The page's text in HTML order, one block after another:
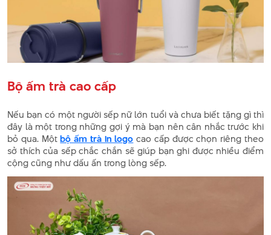
Bộ ấm trà cao cấp
Nếu bạn có một người sếp nữ lớn tuổi và chưa biết tặng gì thì
đây là một trong những gợi ý mà bạn nên cân nhắc trước khi
bỏ qua. Mộtbộ ấm trà in logo cao cấp được chọn riêng theo
sở thích của sếp chắc chắn sẽ giúp bạn ghi được nhiều điểm
cộng cũng như dấu ấn trong lòng sếp.